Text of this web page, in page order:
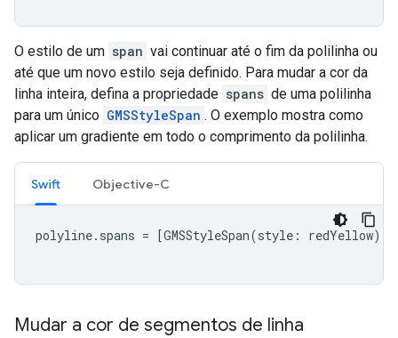
O estilo de um span vai continuar até o fim da polilinha ou
até que um novo estilo seja definido. Para mudar a cor da
linha inteira, defina a propriedade spans de uma polilinha
para um único GMSStyleSpan . O exemplo mostra como
aplicar um gradiente em todo o comprimento da polilinha.
Swift Objective-C
polyline. spans = [GMSStyleSpan(style : redYellow)]
Mudar a cor de segmentos de linha